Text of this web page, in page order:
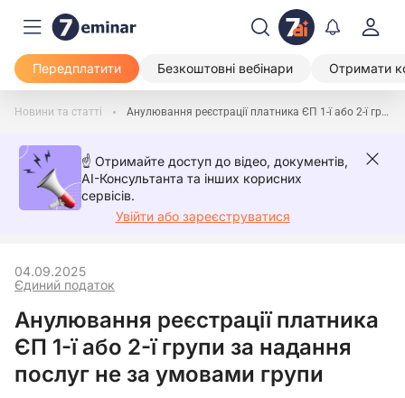
Передплатити Безкоштовні вебінари Отримати
Новини та статті Анулювання реєстрації платника ЄП 1-ї або 2-ї групи за надання послуг не за умовами групи
☝️ Отримайте доступ до відео, документів,
AI-Консультанта та інших корисних
сервісів.
Увійти або зареєструватися
Єдиний податок
04.09.2025
Анулювання реєстрації платника
ЄП 1-ї або 2-ї групи за надання
послуг не за умовами групи